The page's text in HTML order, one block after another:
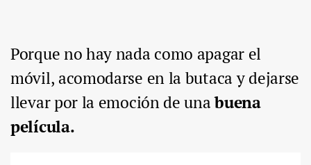
Porque no hay nada como apagar el
móvil, acomodarse en la butaca y dejarse
llevar por la emoción de unabuena
película.